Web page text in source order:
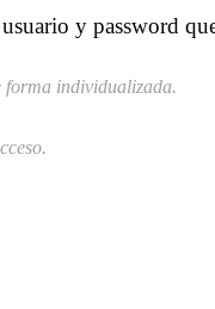
y password
forma individualizada.